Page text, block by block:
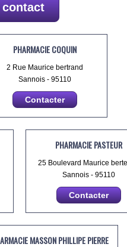
PHARMACIE COQUIN
2 Rue Maurice bertrand
Sannois - 95110
Contacter
PHARMACIE PASTEUR
25 Boulevard Maurice
Sannois - 95110
Contacter
MASSON PHILLIPE PIERRE